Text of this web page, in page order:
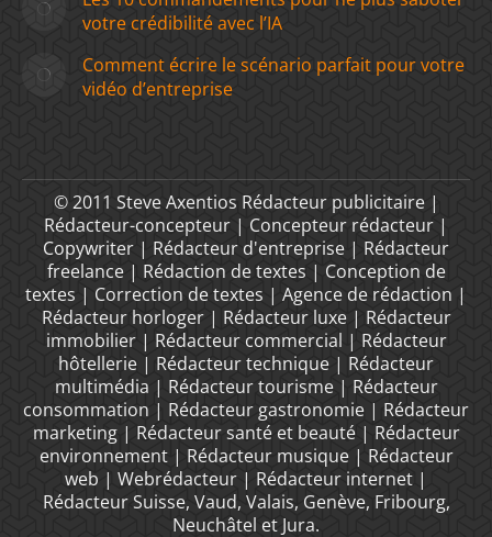
votre crédibilité avec l’IA
Comment écrire le scénario parfait pour votre
vidéo d’entreprise
© 2011 Steve Axentios Rédacteur publicitaire |
Rédacteur-concepteur | Concepteur rédacteur |
Copywriter | Rédacteur d'entreprise | Rédacteur
freelance | Rédaction de textes | Conception de
textes | Correction de textes | Agence de rédaction |
Rédacteur horloger | Rédacteur luxe | Rédacteur
immobilier | Rédacteur commercial | Rédacteur
hôtellerie | Rédacteur technique | Rédacteur
multimédia | Rédacteur tourisme | Rédacteur
consommation | Rédacteur gastronomie | Rédacteur
marketing | Rédacteur santé et beauté | Rédacteur
environnement | Rédacteur musique | Rédacteur
web | Webrédacteur | Rédacteur internet |
Rédacteur Suisse, Vaud, Valais, Genève, Fribourg,
Neuchâtel et Jura.